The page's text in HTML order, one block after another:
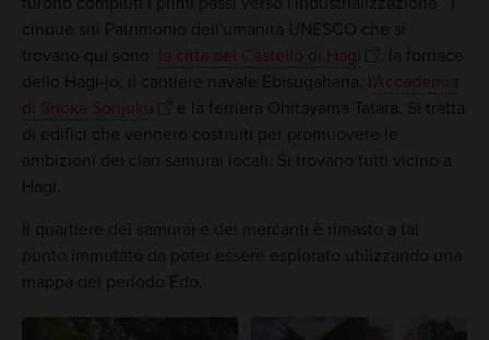
cinque siti Patrimonio dell'umanità UNESCO che si
trovano qui sono:
la città del Castello di Hagi
, la fornace
dello Hagi-jo, il cantiere navale Ebisugahana, l' Accademia
di Shoka Sonjuku
e la ferriera Ohitayama Tatara. Si tratta
di edifici che vennero costruiti per promuovere le
ambizioni dei clan samurai locali. Si trovano tutti vicino a
Hagi.
Il quartiere dei samurai e dei mercanti è rimasto a tal
punto immutato da poter essere esplorato utilizzando una
mappa del periodo Edo.